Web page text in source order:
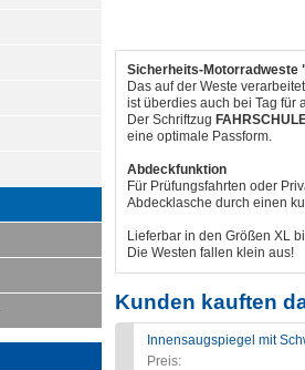
Sicherheits-Motorradweste
Das auf der Weste
ist überdies auch bei Tag für
Der Schriftzug
eine optimale Passform.
Abdeckfunktion
Für Prüfungsfahrten oder
Abdecklasche durch einen
Lieferbar in den Größen XL
Die Westen fallen klein aus!
Kunden kauften
Innensaugspiegel mit
Preis: